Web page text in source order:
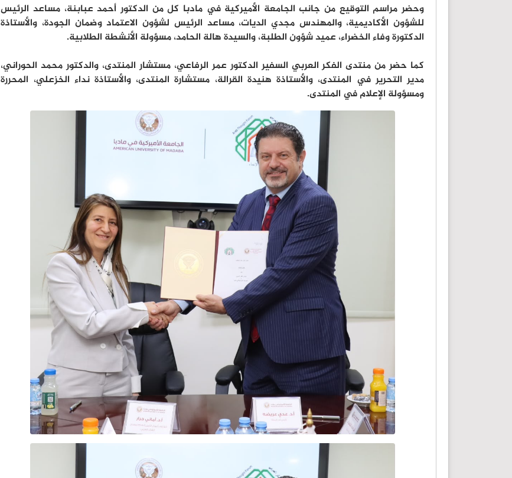
وحضر مراسم التوقيع من جانب الجامعة الأميركية في مادبا كل من الدكتور أحمد عبابنة، مساعد الرئيس
للشؤون الأكاديمية، والمهندس مجدي الديات، مساعد الرئيس لشؤون الاعتماد وضمان الجودة، والأستاذة
الدكتورة وفاء الخضراء، عميد شؤون الطلبة، والسيدة هالة الحامد، مسؤولة الأنشطة الطلابية.
كما حضر من منتدى الفكر العربي السفير الدكتور عمر الرفاعي، مستشار المنتدى، والدكتور محمد الحوراني،
مدير التحرير في المنتدى، والأستاذة هنيدة القرالة، مستشارة المنتدى، والأستاذة نداء الخزعلي، المحررة
ومسؤولة الإعلام في المنتدى.